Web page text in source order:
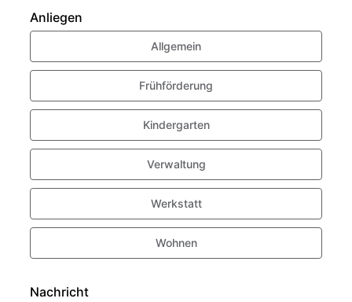
Anliegen
Allgemein
Frühförderung
Kindergarten
Verwaltung
Werkstatt
Wohnen
Nachricht